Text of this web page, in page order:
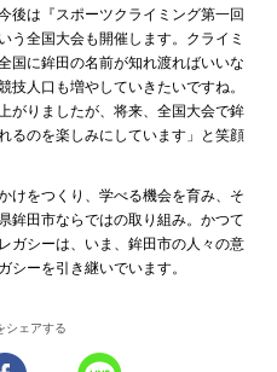
後は『スポーツクライミング第一回
う全国大会も開催します。クライミ
国に鉾田の名前が知れ渡ればいいな
技人口も増やしていきたいですね。
がりましたが、将来、全国大会で鉾
るのを楽しみにしています」と笑顔
けをつくり、学べる機会を育み、そ
鉾田市ならではの取り組み。かつて
ガシーは、いま、鉾田市の人々の意
シーを引き継いでいます。
シェアする